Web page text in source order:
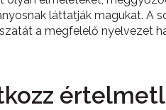
láttatják magukat. A
a megfelelő nyelvezet